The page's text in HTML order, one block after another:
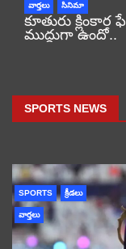
వార్తలు సినిమా
కూతురు
ముద్దుగా ఉందో..
SPORTS NEWS
SPORTS క్రీడలు
వార్తలు